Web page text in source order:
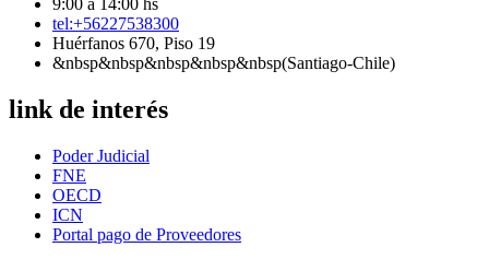
9:00 a 14:00 hs
tel:+56227538300
Huérfanos 670, Piso 19
&nbsp&nbsp&nbsp&nbsp&nbsp(Santiago-Chile)
link de interés
Poder Judicial
FNE
OECD
ICN
Portal pago de Proveedores